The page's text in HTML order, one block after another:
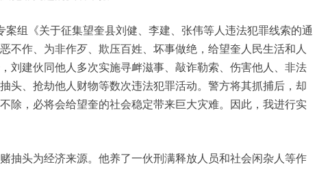
组《关于征集望奎县刘健、李建、张伟等人违法犯罪线索的通
不作、为非作歹、欺压百姓、坏事做绝，给望奎人民生活和人
刘建伙同他人多次实施寻衅滋事、敲诈勒索、伤害他人、非法
头、抢劫他人财物等数次违法犯罪活动。警方将其抓捕后，却
除，必将会给望奎的社会稳定带来巨大灾难。因此，我进行实
抽头为经济来源。他养了一伙刑满释放人员和社会闲杂人等作